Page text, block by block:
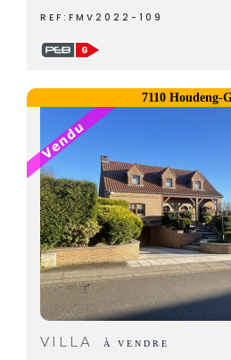
REF:FMV2022-109
7110 Houdeng-
VILLA À VENDRE